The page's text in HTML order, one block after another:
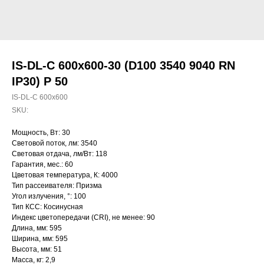
IS-DL-C 600x600-30 (D100 3540 9040 RN
IP30) P 50
IS-DL-C 600x600
SKU:
Мощность, Вт: 30
Световой поток, лм: 3540
Световая отдача, лм/Вт: 118
Гарантия, мес.: 60
Цветовая температура, К: 4000
Тип рассеивателя: Призма
Угол излучения, °: 100
Тип КСС: Косинусная
Индекс цветопередачи (CRI), не менее: 90
Длина, мм: 595
Ширина, мм: 595
Высота, мм: 51
Масса, кг: 2,9